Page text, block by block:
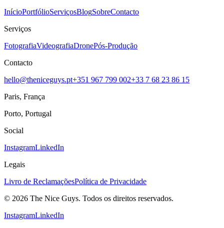
InícioPortfólioServiçosBlogSobreContacto
Serviços
FotografiaVideografiaDronePós-Produção
Contacto
hello@theniceguys.pt+351 967 799 002+33 7 68 23 86 15
Paris, França
Porto, Portugal
Social
InstagramLinkedIn
Legais
Livro de ReclamaçõesPolítica de Privacidade
© 2026 The Nice Guys. Todos os direitos reservados.
InstagramLinkedIn